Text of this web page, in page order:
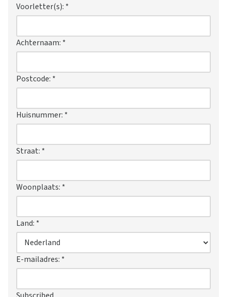
Voorletter(s): *
Achternaam: *
Postcode: *
Huisnummer: *
Straat: *
Woonplaats: *
Land: *
E-mailadres: *